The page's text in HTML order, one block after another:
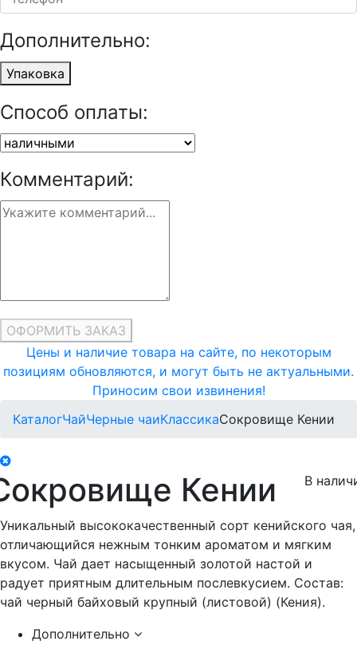
Дополнительно:
Упаковка
Способ оплаты:
Комментарий:
ОФОРМИТЬ ЗАКАЗ
Цены и наличие товара на сайте, по некоторым
позициям обновляются, и могут быть не актуальными.
Приносим свои извинения!
КаталогЧайЧерные чаиКлассикаСокровище Кении
Кении В
Уникальный высококачественный сорт кенийского чая,
отличающийся нежным тонким ароматом и мягким
вкусом. Чай дает насыщенный золотой настой и
радует приятным длительным послевкусием. Состав:
чай черный байховый крупный (листовой) (Кения).
Дополнительно